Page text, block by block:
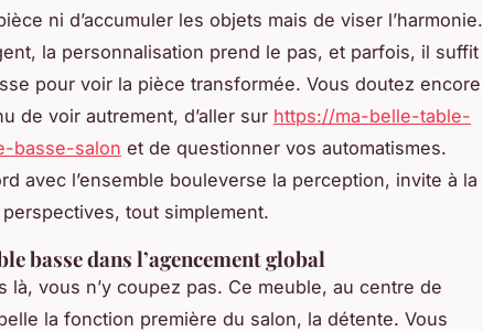
ni d’accumuler les objets mais de viser l’harmonie.
la personnalisation prend le pas, et parfois, il suffit
pour voir la pièce transformée. Vous doutez encore
de voir autrement, d’aller sur https://ma-belle-table-
basse-salon et de questionner vos automatismes.
avec l’ensemble bouleverse la perception, invite à la
tout simplement.
basse dans l’agencement global
là, vous n’y coupez pas. Ce meuble, au centre de
la fonction première du salon, la détente. Vous